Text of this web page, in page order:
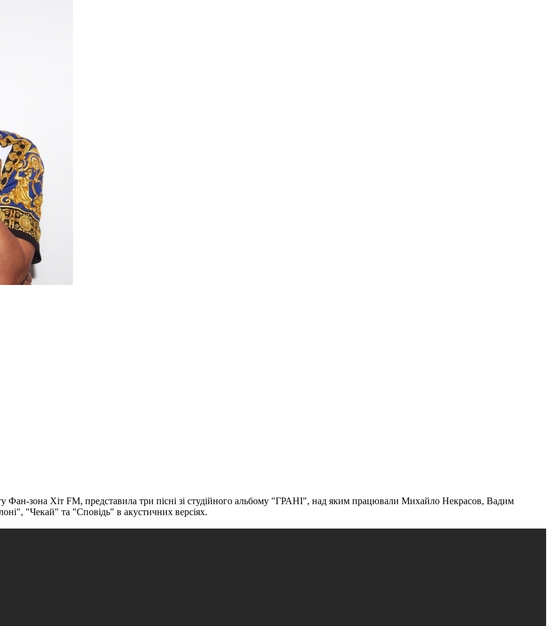
Фан-зона Хіт FM, представила три пісні зі студійного альбому "ГРАНІ", над яким працювали Михайло Некрасов, Вадим
"Чекай" та "Сповідь" в акустичних версіях.